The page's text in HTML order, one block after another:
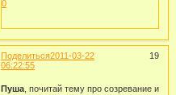
0
Поделиться 19
2011-03-22
06:22:55
Пуша, почитай тему про созревание и